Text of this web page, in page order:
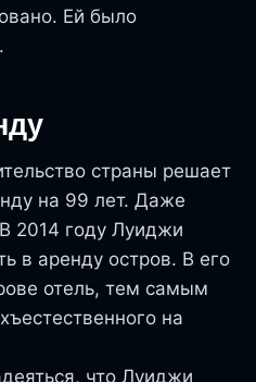
Ей было
страны решает
на 99 лет. Даже
2014 году Луиджи
в аренду остров. В его
отель, тем самым
на
что Луиджи